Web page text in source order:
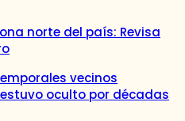
norte del país: Revisa
vecinos
oculto por décadas